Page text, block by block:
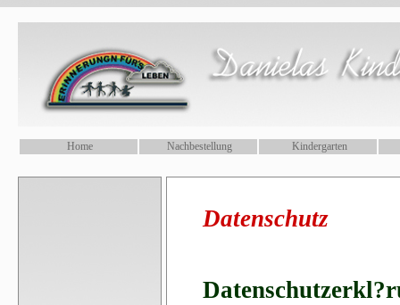
Home Nachbestellung Kindergarten
Datenschutz